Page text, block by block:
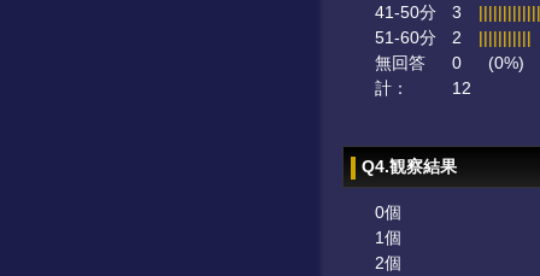
41-50分
3
51-60分
2 |||||||||||
無回答
0
(0%)
計：
12
Q4.観察結果
0個
1個
2個